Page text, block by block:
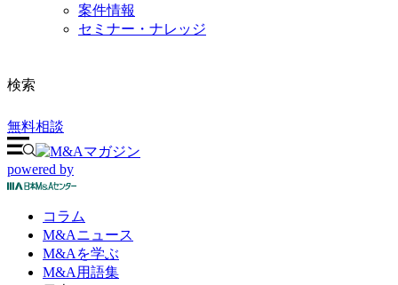
案件情報
セミナー・ナレッジ
検索
無料相談
powered by
コラム
M&Aニュース
M&Aを学ぶ
M&A 用語集